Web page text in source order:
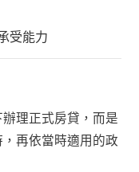
受能力
理正式房貸，而是
再依當時適用的政